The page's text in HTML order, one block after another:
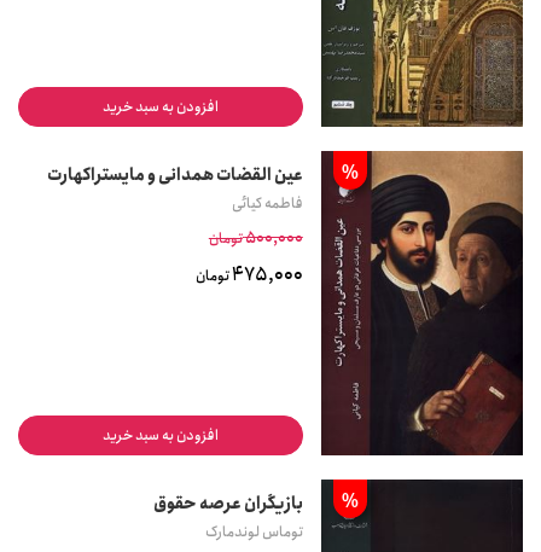
افزودن به سبد خرید
% عین القضات همدانی و مایستراکهارت
فاطمه کیائی
500,000تومان
475,000تومان
افزودن به سبد خرید
% بازیگران عرصه حقوق
توماس لوندمارک